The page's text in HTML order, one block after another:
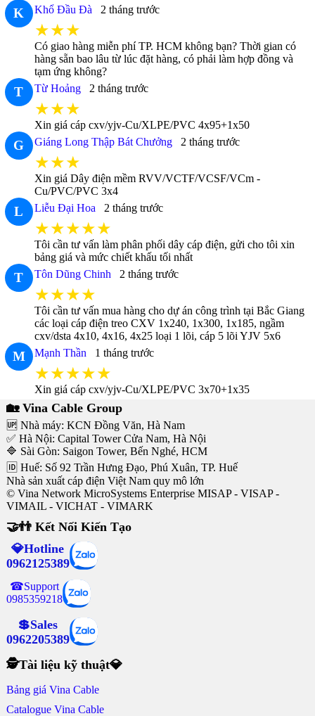
K Khổ Đầu Đà 2 tháng trước
★★★
Có giao hàng miễn phí TP. HCM không bạn? Thời gian có
hàng sẵn bao lâu từ lúc đặt hàng, có phải làm hợp đồng và
tạm ứng không?
T Từ Hoảng 2 tháng trước
★★★
Xin giá cáp cxv/yjv-Cu/XLPE/PVC 4x95+1x50
G Giáng Long Thập Bát Chưởng 2 tháng trước
★★★
Xin giá Dây điện mềm RVV/VCTF/VCSF/VCm -
Cu/PVC/PVC 3x4
L Liễu Đại Hoa 2 tháng trước
★★★★★
Tôi cần tư vấn làm phân phối dây cáp điện, gửi cho tôi xin
bảng giá và mức chiết khấu tối nhất
T Tôn Dũng Chinh 2 tháng trước
★★★★
Tôi cần tư vấn mua hàng cho dự án công trình tại Bắc Giang
các loại cáp điện treo CXV 1x240, 1x300, 1x185, ngầm
cxv/dsta 4x10, 4x16, 4x25 loại 1 lõi, cáp 5 lõi YJV 5x6
M Mạnh Thần 1 tháng trước
★★★★★
Xin giá cáp cxv/yjv-Cu/XLPE/PVC 3x70+1x35
🏡 Vina Cable Group
🆙 Nhà máy: KCN Đồng Văn, Hà Nam
✅ Hà Nội: Capital Tower Cửa Nam, Hà Nội
🔷 Sài Gòn: Saigon Tower, Bến Nghé, HCM
🆔 Huế: Số 92 Trần Hưng Đạo, Phú Xuân, TP. Huế
Nhà sản xuất cáp điện Việt Nam quy mô lớn
© Vina Network MicroSystems Enterprise MISAP - VISAP -
VIMAIL - VICHAT - VIMARK
🤝👬 Kết Nối Kiến Tạo
💎Hotline
0962125389
☎Support
0985359218
💲Sales
0962205389
🕵Tài liệu kỹ thuật💎
Bảng giá Vina Cable
Catalogue Vina Cable